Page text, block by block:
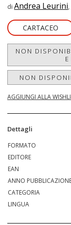
di Andrea Leurini,
CARTACEO
NON
NON
AGGIUNGI ALLA
Dettagli
FORMATO
EDITORE
EAN
ANNO
CATEGORIA
LINGUA